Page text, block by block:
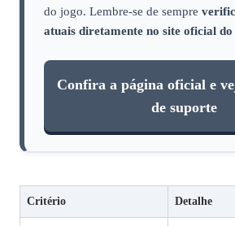
do jogo. Lembre‑se de sempre
atuais diretamente no site oficial
Confira a página oficial e
de suporte
Critério Detalhe